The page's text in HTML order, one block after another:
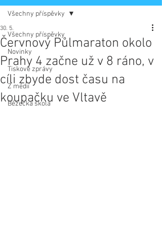
Všechny příspěvky
Novinky
Tiskové zprávy
Z médií
Běžecká škola
Všechny příspěvky
Červnový Půlmaraton okolo
Prahy 4 začne už v 8 ráno, v
cíli zbyde dost času na
koupačku ve Vltavě
30. 5.